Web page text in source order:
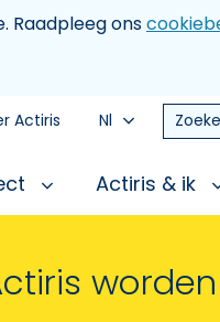
Raadpleeg ons
Actiris Nl
Actiris & ik